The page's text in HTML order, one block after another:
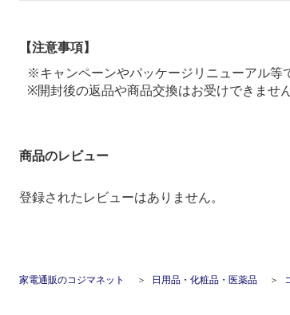
【注意事項】
※キャンペーンやパッケージリニューアル等
※開封後の返品や商品交換はお受けできません
商品のレビュー
登録されたレビューはありません。
家電通販のコジマネット 日用品・化粧品・医薬品